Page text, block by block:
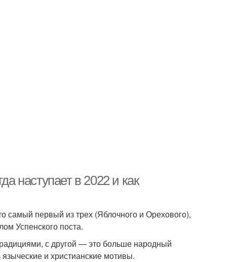
наступает в 2022 и как
самый первый из трех (Яблочного и Орехового),
Успенского поста.
с другой — это больше народный
и христианские мотивы.